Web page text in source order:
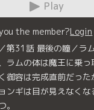
Play
the member?Login
第31話 最後の瞳／ラ
ラムの体は魔王に乗
御容は完成直前だっ
ンギは目が見えなく
。